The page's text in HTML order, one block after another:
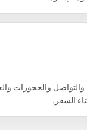
والحجوزات
السفر.